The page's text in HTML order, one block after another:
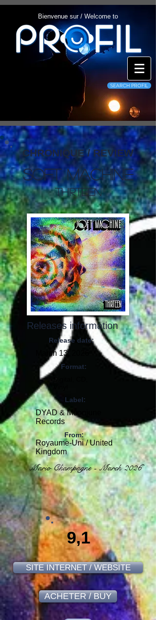
Bienvenue sur / Welcome to
SEARCH PROFIL
CHRONIQUE / REVIEW
Soft Machine
Thirteen
Releases information
Release date:
March 13, 2026
Format:
Label:
DYAD & Moonjune
Records
From:
Royaume-Uni / United
Kingdom
Mario Champagne - March 2026
9,1
SITE INTERNET / WEBSITE
ACHETER / BUY